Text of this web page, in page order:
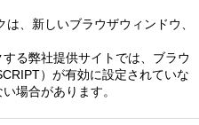
は、新しいブラウザウィンドウ、
る弊社提供サイトでは、ブラウ
）が有効に設定されていな
場合があります。